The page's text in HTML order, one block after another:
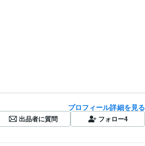
プロフィール詳細を見る
出品者に質問 フォロー4